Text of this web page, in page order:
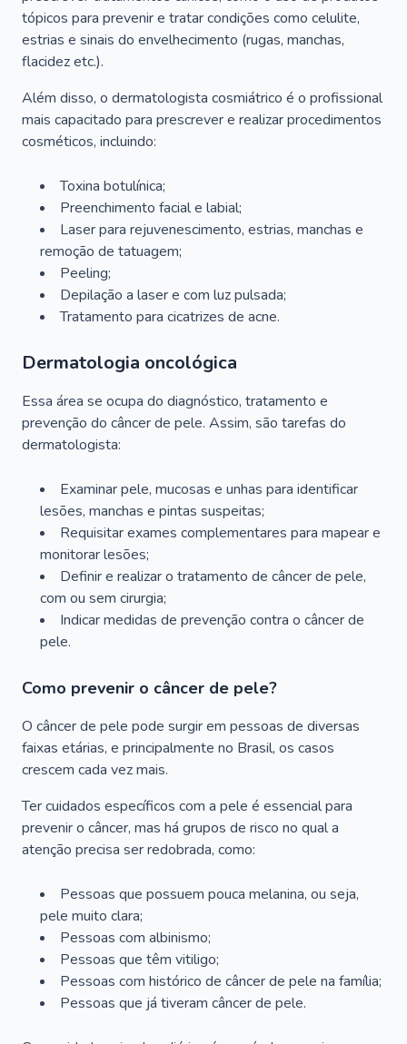
tópicos para prevenir e tratar condições como celulite,
estrias e sinais do envelhecimento (rugas, manchas,
flacidez etc.).
Além disso, o dermatologista cosmiátrico é o profissional
mais capacitado para prescrever e realizar procedimentos
cosméticos, incluindo:
Toxina botulínica;
Preenchimento facial e labial;
Laser para rejuvenescimento, estrias, manchas e
remoção de tatuagem;
Peeling;
Depilação a laser e com luz pulsada;
Tratamento para cicatrizes de acne.
Dermatologia oncológica
Essa área se ocupa do diagnóstico, tratamento e
prevenção do câncer de pele. Assim, são tarefas do
dermatologista:
Examinar pele, mucosas e unhas para identificar
lesões, manchas e pintas suspeitas;
Requisitar exames complementares para mapear e
monitorar lesões;
Definir e realizar o tratamento de câncer de pele,
com ou sem cirurgia;
Indicar medidas de prevenção contra o câncer de
pele.
Como prevenir o câncer de pele?
O câncer de pele pode surgir em pessoas de diversas
faixas etárias, e principalmente no Brasil, os casos
crescem cada vez mais.
Ter cuidados específicos com a pele é essencial para
prevenir o câncer, mas há grupos de risco no qual a
atenção precisa ser redobrada, como:
Pessoas que possuem pouca melanina, ou seja,
pele muito clara;
Pessoas com albinismo;
Pessoas que têm vitiligo;
Pessoas com histórico de câncer de pele na família;
Pessoas que já tiveram câncer de pele.